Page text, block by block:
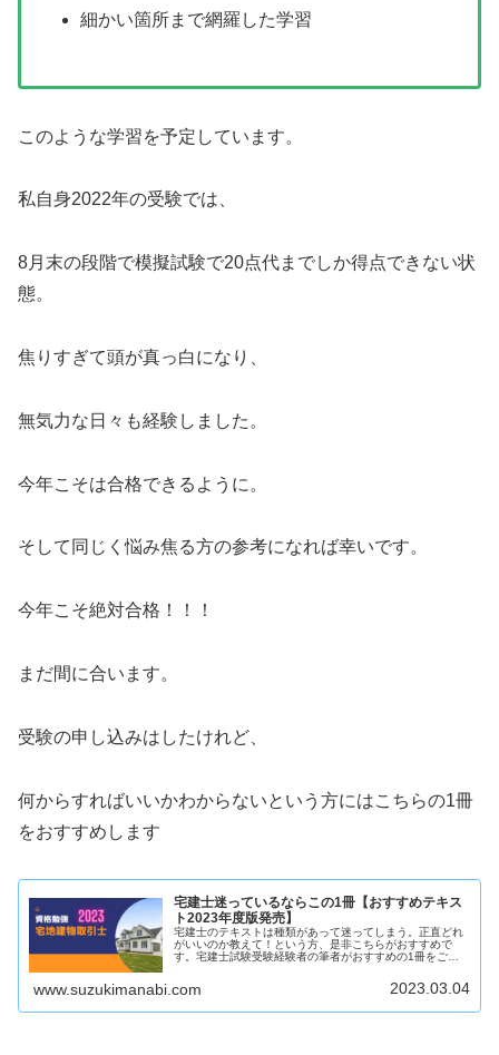
細かい箇所まで網羅した学習
このような学習を予定しています。
私自身2022年の受験では、
8月末の段階で模擬試験で20点代までしか得点できない状
態。
焦りすぎて頭が真っ白になり、
無気力な日々も経験しました。
今年こそは合格できるように。
そして同じく悩み焦る方の参考になれば幸いです。
今年こそ絶対合格！！！
まだ間に合います。
受験の申し込みはしたけれど、
何からすればいいかわからないという方にはこちらの1冊
をおすすめします
宅建士迷っているならこの1冊【おすすめテキス
ト2023年度版発売】
宅建士のテキストは種類があって迷ってしまう。正直どれ
がいいのか教えて！という方、是非こちらがおすすめで
す。宅建士試験受験経験者の筆者がおすすめの1冊をご紹
www.suzukimanabi.com 2023.03.04